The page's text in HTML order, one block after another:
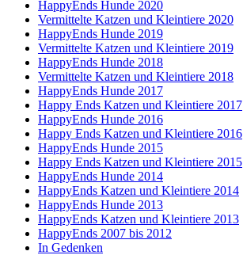
HappyEnds Hunde 2020
Vermittelte Katzen und Kleintiere 2020
HappyEnds Hunde 2019
Vermittelte Katzen und Kleintiere 2019
HappyEnds Hunde 2018
Vermittelte Katzen und Kleintiere 2018
HappyEnds Hunde 2017
Happy Ends Katzen und Kleintiere 2017
HappyEnds Hunde 2016
Happy Ends Katzen und Kleintiere 2016
HappyEnds Hunde 2015
Happy Ends Katzen und Kleintiere 2015
HappyEnds Hunde 2014
HappyEnds Katzen und Kleintiere 2014
HappyEnds Hunde 2013
HappyEnds Katzen und Kleintiere 2013
HappyEnds 2007 bis 2012
In Gedenken